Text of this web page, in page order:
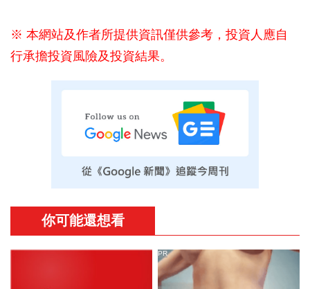
※ 本網站及作者所提供資訊僅供參考，投資人應自
行承擔投資風險及投資結果。